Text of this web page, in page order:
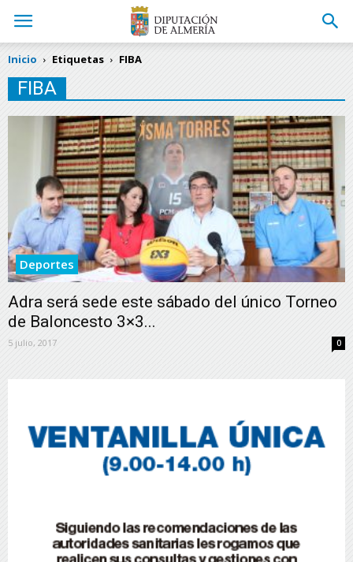
Inicio Etiquetas FIBA
FIBA
Deportes
Adra será sede este sábado del único Torneo
de Baloncesto 3×3...
5 julio, 2017 0